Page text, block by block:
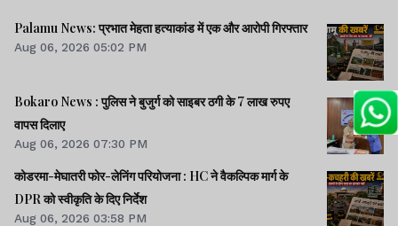
Palamu News: प्रभात मेहता हत्याकांड में एक और आरोपी गिरफ्तार
Aug 06, 2026 05:02 PM
Bokaro News : पुलिस ने बुजुर्ग को साइबर ठगी के 7 लाख रुपए
वापस दिलाए
Aug 06, 2026 07:30 PM
कोडरमा-मेघातरी फोर-लेनिंग परियोजना : HC ने वैकल्पिक मार्ग के
DPR को स्वीकृति के दिए निर्देश
Aug 06, 2026 03:58 PM